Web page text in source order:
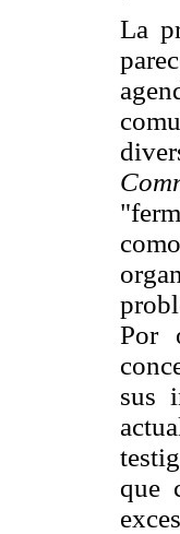
La
Por
sus
que